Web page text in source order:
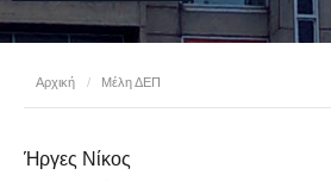
Αρχική / Μέλη ΔΕΠ
Ήργες Νίκος